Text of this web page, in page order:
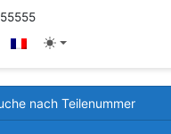
nach Teilenummer